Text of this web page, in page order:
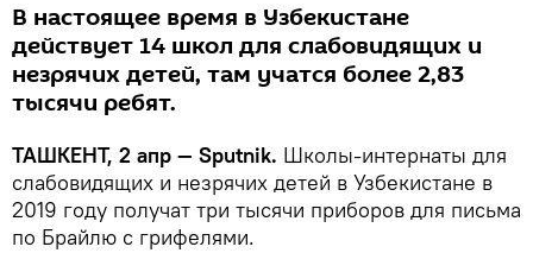
В настоящее время в Узбекистане
действует 14 школ для слабовидящих и
незрячих детей, там учатся более 2,83
тысячи ребят.
ТАШКЕНТ, 2 апр — Sputnik. Школы-интернаты для
слабовидящих и незрячих детей в Узбекистане в
2019 году получат три тысячи приборов для письма
по Брайлю с грифелями.